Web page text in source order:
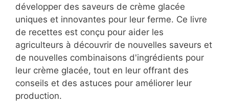
développer des saveurs de crème glacée
uniques et innovantes pour leur ferme. Ce livre
de recettes est conçu pour aider les
agriculteurs à découvrir de nouvelles saveurs et
de nouvelles combinaisons d'ingrédients pour
leur crème glacée, tout en leur offrant des
conseils et des astuces pour améliorer leur
production.